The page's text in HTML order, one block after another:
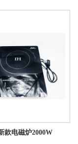
款电磁炉2000W